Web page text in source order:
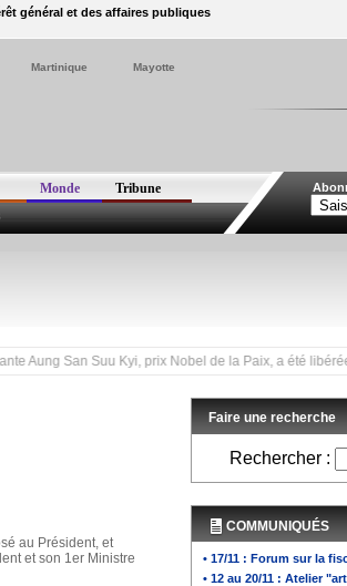
général et des affaires publiques
Martinique
Mayotte
Monde
Tribune
Suu Kyi, prix Nobel de la Paix, a été libérée
au Président, et
et son 1er Ministre
Faire une recherche
Rechercher :
COMMUNIQUÉS
• 17/11 : Forum sur la
• 12 au 20/11 : Atelier